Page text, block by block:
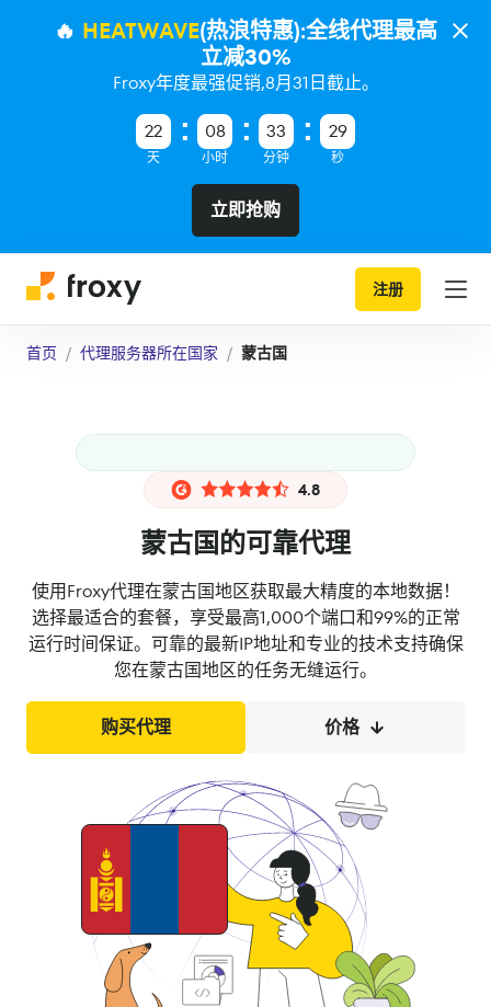
🔥 HEATWAVE(热浪特惠):全线代理最高
立减30%
Froxy年度最强促销,8月31日截止。
22
天
08
小时
33
分钟
28
秒
立即抢购
注册
首页 代理服务器所在国家 蒙古国
4.8
蒙古国的可靠代理
使用Froxy代理在蒙古国地区获取最大精度的本地数据！
选择最适合的套餐，享受最高1,000个端口和99%的正常
运行时间保证。可靠的最新IP地址和专业的技术支持确保
您在蒙古国地区的任务无缝运行。
购买代理 价格